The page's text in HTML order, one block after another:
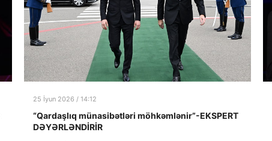
25 İyun 2026 / 14:12
“Qardaşlıq münasibətləri möhkəmlənir”-EKSPERT
DƏYƏRLƏNDİRİR